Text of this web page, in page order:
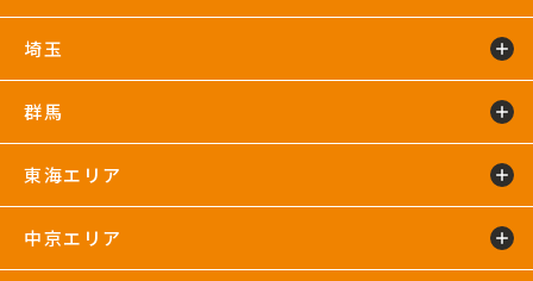
蘇我24hours
埼玉
イオンモール川口店
群馬
東海エリア
浜松葵東24hours
中京エリア